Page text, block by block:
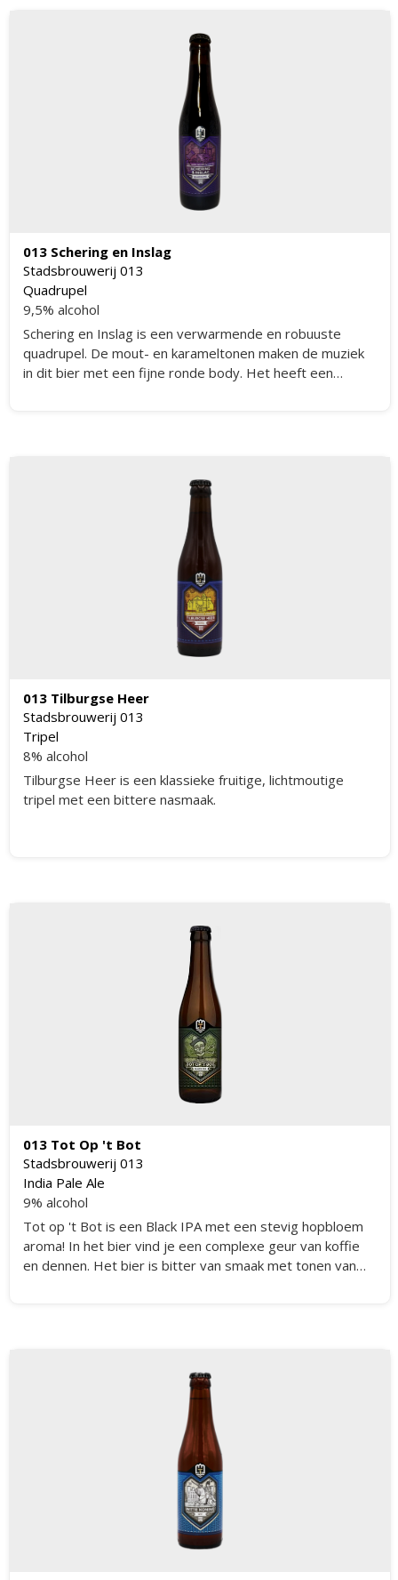
013 Schering en Inslag
Stadsbrouwerij 013
Quadrupel
9,5% alcohol
Schering en Inslag is een verwarmende en robuuste
quadrupel. De mout- en karameltonen maken de muziek
in dit bier met een fijne ronde body. Het heeft een
013 Tilburgse Heer
Stadsbrouwerij 013
Tripel
8% alcohol
Tilburgse Heer is een klassieke fruitige, lichtmoutige
tripel met een bittere nasmaak.
013 Tot Op 't Bot
Stadsbrouwerij 013
India Pale Ale
9% alcohol
Tot op 't Bot is een Black IPA met een stevig hopbloem
aroma! In het bier vind je een complexe geur van koffie
en dennen. Het bier is bitter van smaak met tonen van